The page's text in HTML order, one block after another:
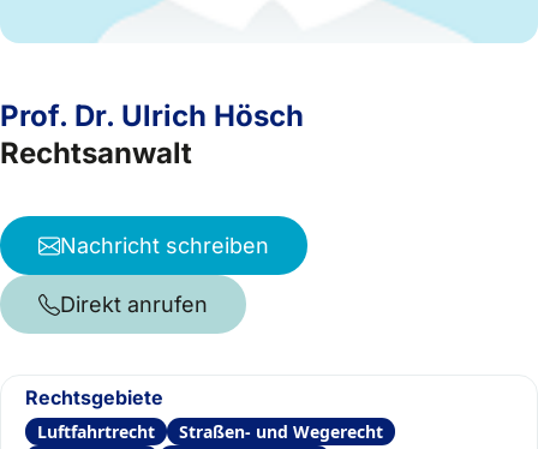
Prof. Dr. Ulrich Hösch
Rechtsanwalt
Nachricht schreiben
Direkt anrufen
Rechtsgebiete
Luftfahrtrecht
Straßen- und Wegerecht